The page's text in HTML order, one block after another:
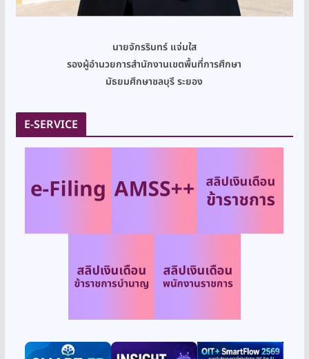
นายจักรรินทร์ แจ่มใส
รองผู้อำนวยการสำนักงานเขตพื้นที่การศึกษา
มัธยมศึกษาชลบุรี ระยอง
E-SERVICE